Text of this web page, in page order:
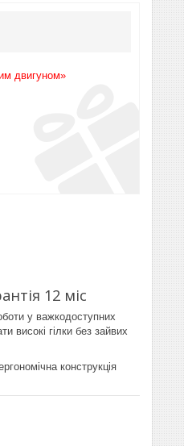
двигуном»
12 міс
у важкодоступних
високі гілки без зайвих
конструкція